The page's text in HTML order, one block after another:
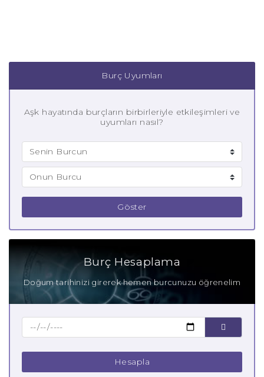
Burç Uyumları
Aşk hayatında burçların birbirleriyle etkileşimleri ve
uyumları nasıl?
Göster
Burç Hesaplama
Doğum tarihinizi girerek hemen burcunuzu öğrenelim
Hesapla